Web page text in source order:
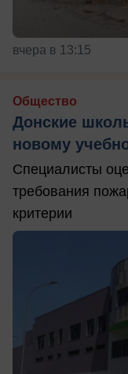
вчера в 13:15
Общество
Донские
новому
Специалисты
требования
критерии